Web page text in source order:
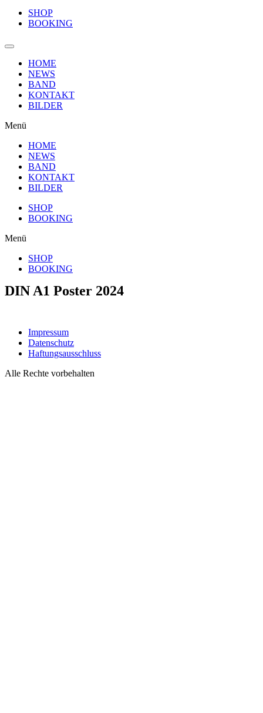
SHOP
BOOKING
HOME
NEWS
BAND
KONTAKT
BILDER
Menü
HOME
NEWS
BAND
KONTAKT
BILDER
SHOP
BOOKING
Menü
SHOP
BOOKING
DIN A1 Poster 2024
Impressum
Datenschutz
Haftungsausschluss
Alle Rechte vorbehalten